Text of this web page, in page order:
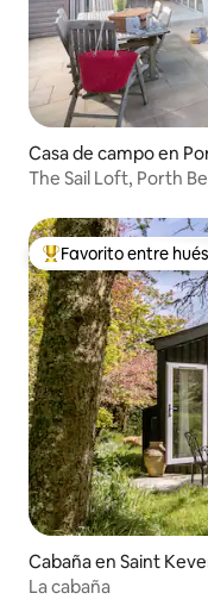
Casa de campo en
The Sail Loft, Porth
Favorito entre
Favorito entre
Cabaña en Saint
La cabaña